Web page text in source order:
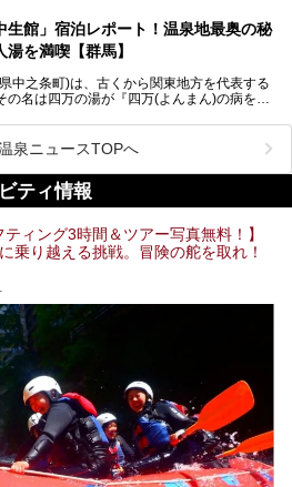
館」は、この地を代表する旅館の一つ。日帰
すが、やはり宿泊してじっくり楽しむのがベ
館内の魅力をたっぷりとご紹介します！
生館」宿泊レポート！温泉地最奥の秘
を満喫【群馬】
中之条町)は、古くから関東地方を代表する
の名は四万の湯が『四万(よんまん)の病を癒
人気温泉地です。
万温泉最奥に位置し、秘境感漂う老舗宿。泉
人湯効果)に定評があり、知る人ぞ知る穴場
回は筆者自ら宿泊し、自慢の温泉をはじめ食
スペースなど、宿の全貌を徹底紹介します。
泉ニュースTOPへ
ティ情報
ィング3時間＆ツアー写真無料！】
乗り越える挑戦。冒険の舵を取れ！